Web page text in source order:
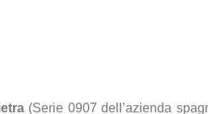
(Serie 0907 dell’azienda